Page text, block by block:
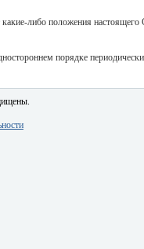
какие-либо положения
порядке